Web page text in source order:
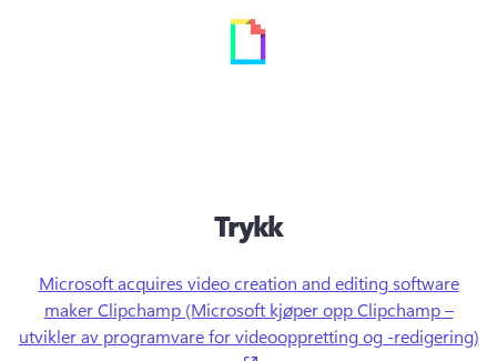
Trykk
Microsoft acquires video creation and editing software
maker Clipchamp (Microsoft kjøper opp Clipchamp –
utvikler av programvare for videooppretting og -redigering)